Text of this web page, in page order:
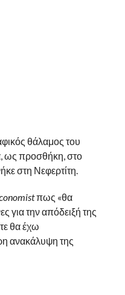
θάλαμος του
ως προσθήκη, στο
στη Νεφερτίτη.
πως «θα
για την απόδειξή της
θα έχω
ανακάλυψη της